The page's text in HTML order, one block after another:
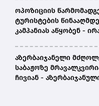
ენაზე განათლების
სახალხო დამცველი
ოპოზიციის
ტურისტების
კამპანიას აწყობენ -
აზერბაიჯანელი
საბაჟოზე
ჩივიან -